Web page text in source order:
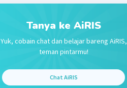
Tanya ke AiRIS
Yuk, cobain chat dan belajar bareng AiRIS,
teman pintarmu!
Chat AiRIS